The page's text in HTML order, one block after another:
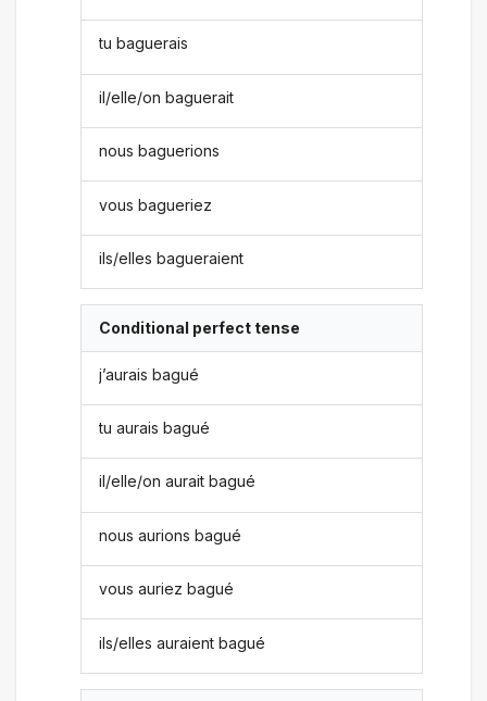
tu baguerais
il/elle/on baguerait
nous baguerions
vous bagueriez
ils/elles bagueraient
Conditional perfect tense
j’aurais bagué
tu aurais bagué
il/elle/on aurait bagué
nous aurions bagué
vous auriez bagué
ils/elles auraient bagué